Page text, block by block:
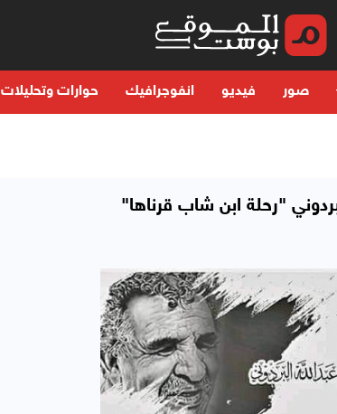
صور فيديو انفوجرافيك حوارات وتحليلات
"رحلة ابن شاب قرناها"